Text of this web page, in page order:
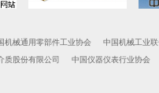
机械通用零部件工业协会
中国机械工业
质股份有限公司
中国仪器仪表行业协会